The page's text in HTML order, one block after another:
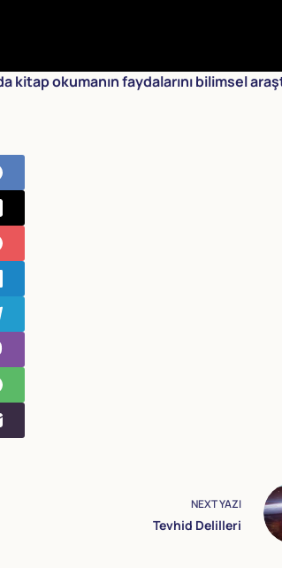
kitap okumanın faydalarını bilimsel
NEXTYAZI
Tevhid Delilleri